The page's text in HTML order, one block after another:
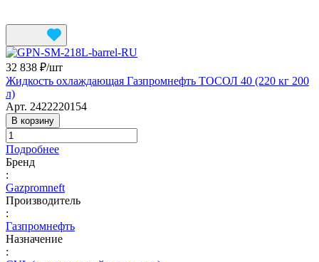
32 838 ₽/шт
Жидкость охлаждающая Газпромнефть ТОСОЛ 40 (220 кг 200
л)
Арт. 2422220154
В корзину
Подробнее
Бренд
:
Gazpromneft
Производитель
:
Газпромнефть
Назначение
: